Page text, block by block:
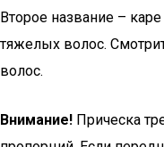
Второе название –
тяжелых волос.
волос.
Внимание! Прическа